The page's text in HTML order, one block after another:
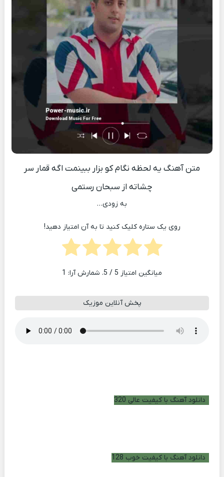
متن آهنگ یه لحظه نگام کو بزار ببینمت اگه قمار سر
چشاته از سبحان رستمی
به زودی…
روی یک ستاره کلیک کنید تا به آن امتیاز دهید!
میانگین امتیاز 5 / 5. شمارش آرا: 1
پخش آنلاین موزیک
دانلود آهنگ با کیفیت عالی 320
دانلود آهنگ با کیفیت خوب 128